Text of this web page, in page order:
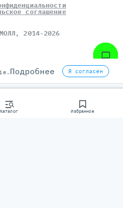
Каталог Избранное
соглашение
, 2014-2026
Подробнее Я согласен